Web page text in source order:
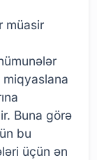
müasir
miqyaslana
Buna görə
bu
üçün ən